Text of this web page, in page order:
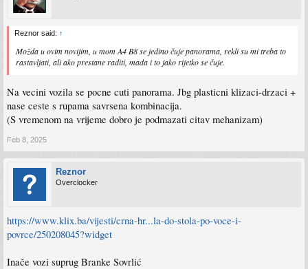
Reznor said: ↑
Možda u ovim novijim, u mom A4 B8 se jedino čuje panorama, rekli su mi treba to
rastavljati, ali ako prestane raditi, mada i to jako rijetko se čuje.
Na vecini vozila se pocne cuti panorama. Jbg plasticni klizaci-drzaci +
nase ceste s rupama savrsena kombinacija.
(S vremenom na vrijeme dobro je podmazati citav mehanizam)
Feb 8, 2025
Reznor
Overclocker
https://www.klix.ba/vijesti/crna-hr...la-do-stola-po-voce-i-
povrce/250208045?widget
Inače vozi suprug Branke Sovrlić